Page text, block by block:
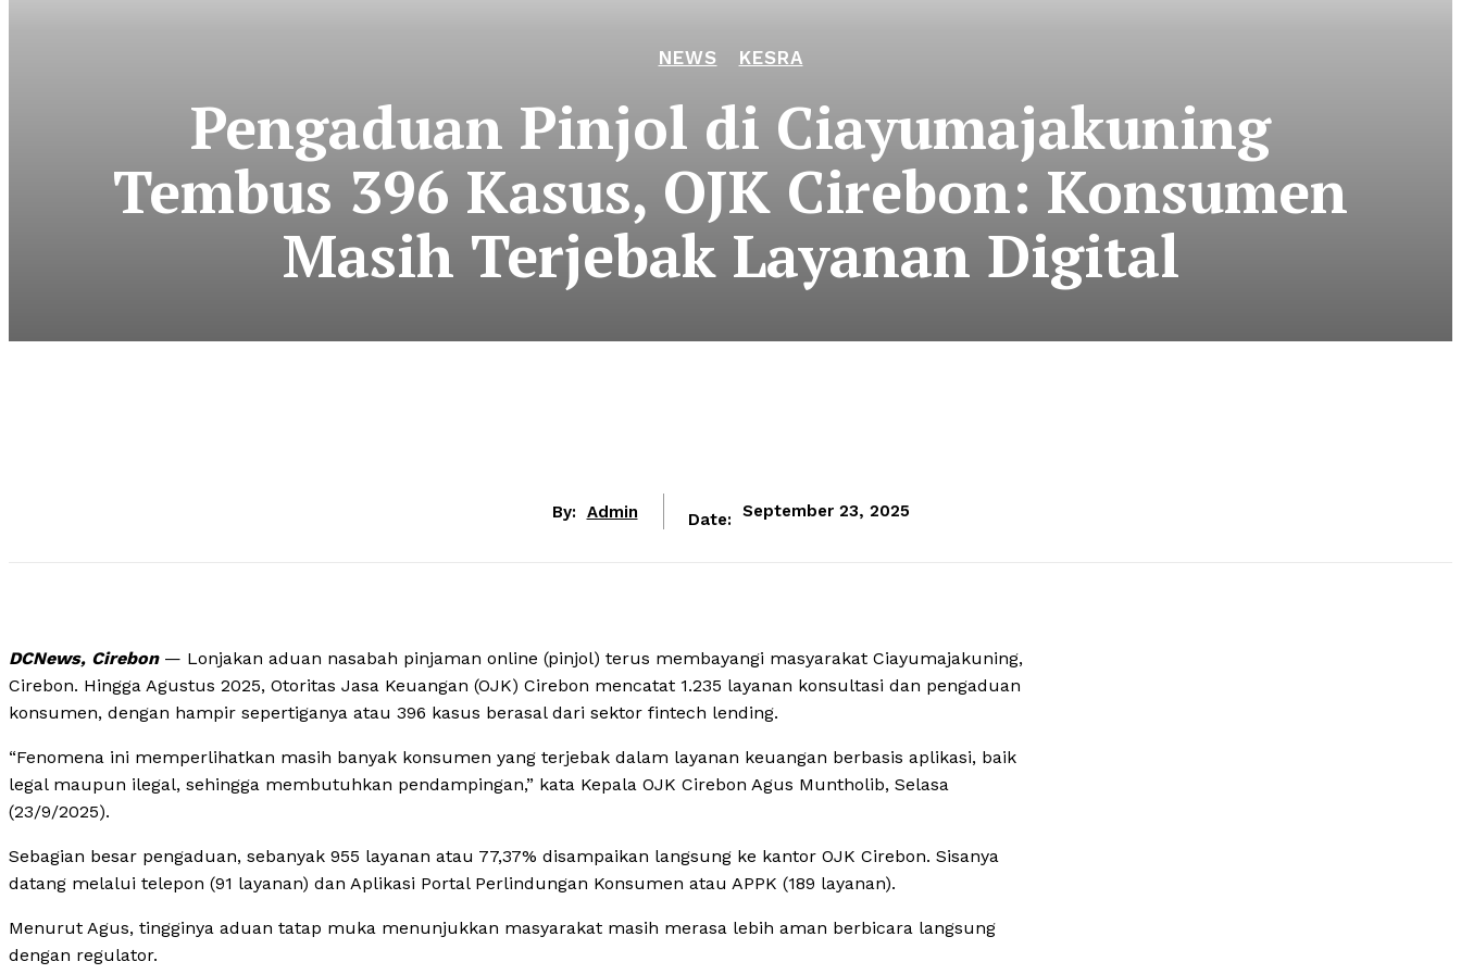
NEWS KESRA
Pengaduan Pinjol di Ciayumajakuning
Tembus 396 Kasus, OJK Cirebon: Konsumen
Masih Terjebak Layanan Digital
By: Admin Date: September 23, 2025
DCNews, Cirebon— Lonjakan aduan nasabah pinjaman online (pinjol) terus membayangi masyarakat Ciayumajakuning,
Cirebon. Hingga Agustus 2025, Otoritas Jasa Keuangan (OJK) Cirebon mencatat 1.235 layanan konsultasi dan pengaduan
konsumen, dengan hampir sepertiganya atau 396 kasus berasal dari sektor fintech lending.
“Fenomena ini memperlihatkan masih banyak konsumen yang terjebak dalam layanan keuangan berbasis aplikasi, baik
legal maupun ilegal, sehingga membutuhkan pendampingan,” kata Kepala OJK Cirebon Agus Muntholib, Selasa
(23/9/2025).
Sebagian besar pengaduan, sebanyak 955 layanan atau 77,37% disampaikan langsung ke kantor OJK Cirebon. Sisanya
datang melalui telepon (91 layanan) dan Aplikasi Portal Perlindungan Konsumen atau APPK (189 layanan).
Menurut Agus, tingginya aduan tatap muka menunjukkan masyarakat masih merasa lebih aman berbicara langsung
dengan regulator.